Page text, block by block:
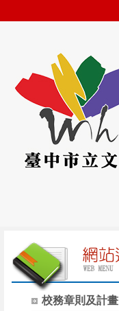
校務章則及計畫